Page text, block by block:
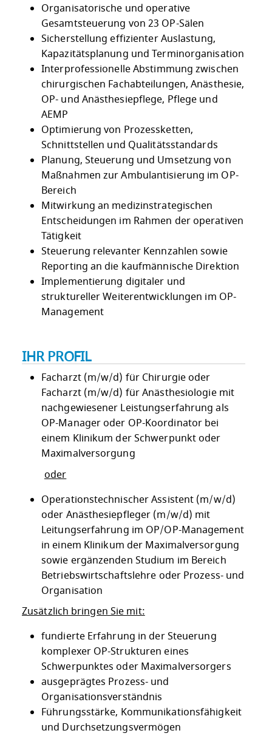
Organisatorische und operative
Gesamtsteuerung von 23 OP-Sälen
Sicherstellung effizienter Auslastung,
Kapazitätsplanung und Terminorganisation
Interprofessionelle Abstimmung zwischen
chirurgischen Fachabteilungen, Anästhesie,
OP- und Anästhesiepflege, Pflege und
AEMP
Optimierung von Prozessketten,
Schnittstellen und Qualitätsstandards
Planung, Steuerung und Umsetzung von
Maßnahmen zur Ambulantisierung im OP-
Bereich
Mitwirkung an medizinstrategischen
Entscheidungen im Rahmen der operativen
Tätigkeit
Steuerung relevanter Kennzahlen sowie
Reporting an die kaufmännische Direktion
Implementierung digitaler und
struktureller Weiterentwicklungen im OP-
Management
IHR PROFIL
Facharzt (m/w/d) für Chirurgie oder
Facharzt (m/w/d) für Anästhesiologie mit
nachgewiesener Leistungserfahrung als
OP-Manager oder OP-Koordinator bei
einem Klinikum der Schwerpunkt oder
Maximalversorgung
oder
Operationstechnischer Assistent (m/w/d)
oder Anästhesiepfleger (m/w/d) mit
Leitungserfahrung im OP/OP-Management
in einem Klinikum der Maximalversorgung
sowie ergänzenden Studium im Bereich
Betriebswirtschaftslehre oder Prozess- und
Organisation
Zusätzlich bringen Sie mit:
fundierte Erfahrung in der Steuerung
komplexer OP-Strukturen eines
Schwerpunktes oder Maximalversorgers
ausgeprägtes Prozess- und
Organisationsverständnis
Führungsstärke, Kommunikationsfähigkeit
und Durchsetzungsvermögen